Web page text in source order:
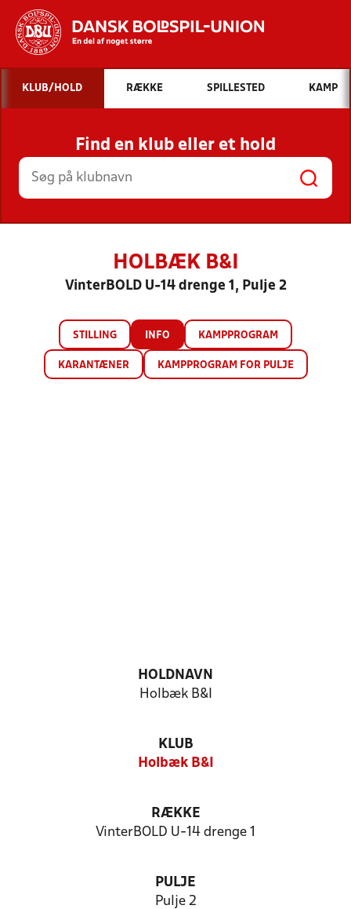
Hvad vil du søge efter?
INDHOLD OG NYHEDER
STILLINGER, RESULTATER, KLUBBER OG
HOLD
KLUB/HOLD RÆKKE SPILLESTED KAMP
Find en klub eller et hold
HOLBÆK B&I
VinterBOLD U-14 drenge 1, Pulje 2
STILLING INFO KAMPPROGRAM
KARANTÆNER KAMPPROGRAM FOR PULJE
HOLDNAVN
Holbæk B&I
KLUB
Holbæk B&I
RÆKKE
VinterBOLD U-14 drenge 1
PULJE
Pulje 2